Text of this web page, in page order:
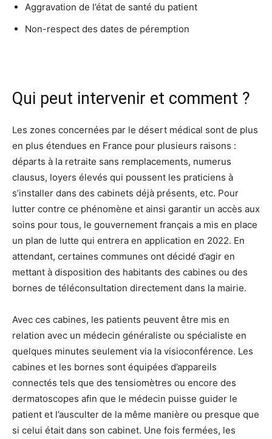
Aggravation de l’état de santé du patient
Non-respect des dates de péremption
Qui peut intervenir et comment ?
Les zones concernées par le désert médical sont de plus
en plus étendues en France pour plusieurs raisons :
départs à la retraite sans remplacements, numerus
clausus, loyers élevés qui poussent les praticiens à
s’installer dans des cabinets déjà présents, etc. Pour
lutter contre ce phénomène et ainsi garantir un accès aux
soins pour tous, le gouvernement français a mis en place
un plan de lutte qui entrera en application en 2022. En
attendant, certaines communes ont décidé d’agir en
mettant à disposition des habitants des cabines ou des
bornes de téléconsultation directement dans la mairie.
Avec ces cabines, les patients peuvent être mis en
relation avec un médecin généraliste ou spécialiste en
quelques minutes seulement via la visioconférence. Les
cabines et les bornes sont équipées d’appareils
connectés tels que des tensiomètres ou encore des
dermatoscopes afin que le médecin puisse guider le
patient et l’ausculter de la même manière ou presque que
si celui était dans son cabinet. Une fois fermées, les